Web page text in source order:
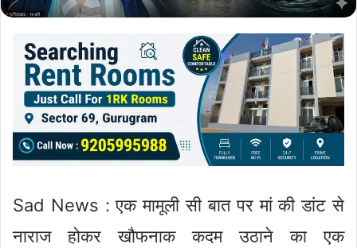
Sad News : एक मामूली सी बात पर मां की डांट से
नाराज होकर खौफनाक कदम उठाने का एक